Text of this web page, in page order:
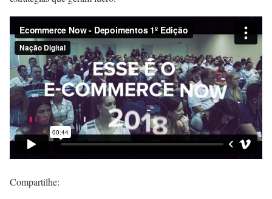
Compartilhe: